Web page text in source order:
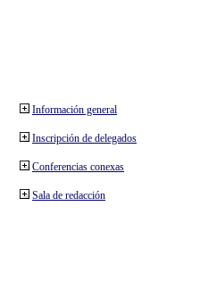
Información general
Inscripción de delegados
Conferencias conexas
Sala de redacción